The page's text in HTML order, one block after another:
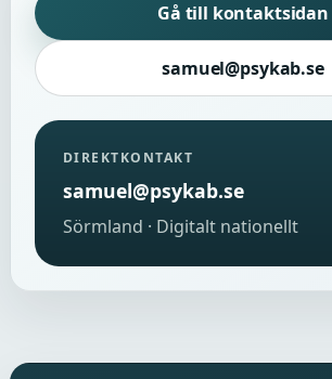
Gå till kontaktsidan
samuel@psykab.se
DIREKTKONTAKT
samuel@psykab.se
Sörmland · Digitalt nationellt